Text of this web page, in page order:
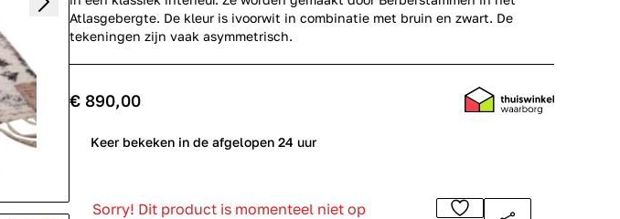
Atlasgebergte. De kleur is ivoorwit in combinatie met bruin en zwart. De
tekeningen zijn vaak asymmetrisch.
€ 890,00
Keer bekeken in de afgelopen 24 uur
Sorry! Dit product is momenteel niet op